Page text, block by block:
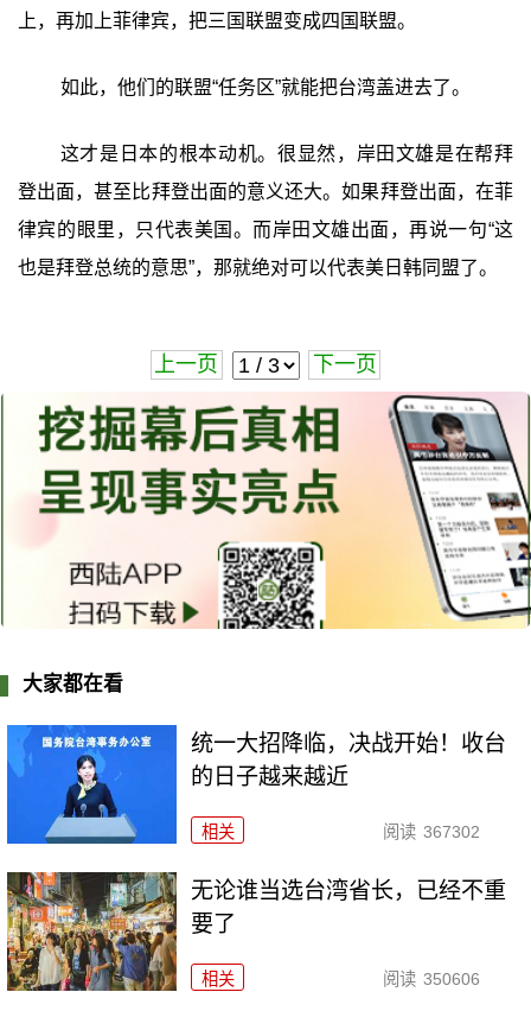
上，再加上菲律宾，把三国联盟变成四国联盟。
如此，他们的联盟“任务区”就能把台湾盖进去了。
这才是日本的根本动机。很显然，岸田文雄是在帮拜
登出面，甚至比拜登出面的意义还大。如果拜登出面，在菲
律宾的眼里，只代表美国。而岸田文雄出面，再说一句“这
也是拜登总统的意思”，那就绝对可以代表美日韩同盟了。
上一页 下一页
大家都在看
统一大招降临，决战开始！收台
的日子越来越近
相关 阅读 367302
无论谁当选台湾省长，已经不重
要了
相关 阅读 350606